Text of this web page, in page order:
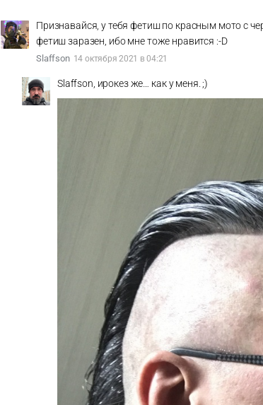
Признавайся, у тебя фетиш по красным мото с
фетиш заразен, ибо мне тоже нравится :-D
Slaffson 14 октября 2021 в 04:21
Slaffson, ирокез же… как у меня. ;)